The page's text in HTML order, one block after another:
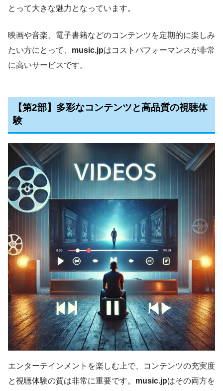
とって大きな魅力となっています。
映画や音楽、電子書籍などのコンテンツを定期的に楽しみ
たい方にとって、 music.jpはコストパフォーマンスが非常
に高いサービスです。
【第2部】多彩なコンテンツと高品質の視聴体
験
エンターテインメントを楽しむ上で、コンテンツの充実度
と視聴体験の質は非常に重要です。 music.jpはその両方を